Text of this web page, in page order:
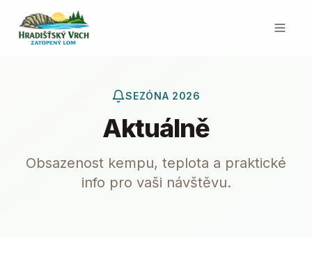
SEZÓNA 2026
Aktuálně
Obsazenost kempu, teplota a praktické
info pro vaši návštěvu.